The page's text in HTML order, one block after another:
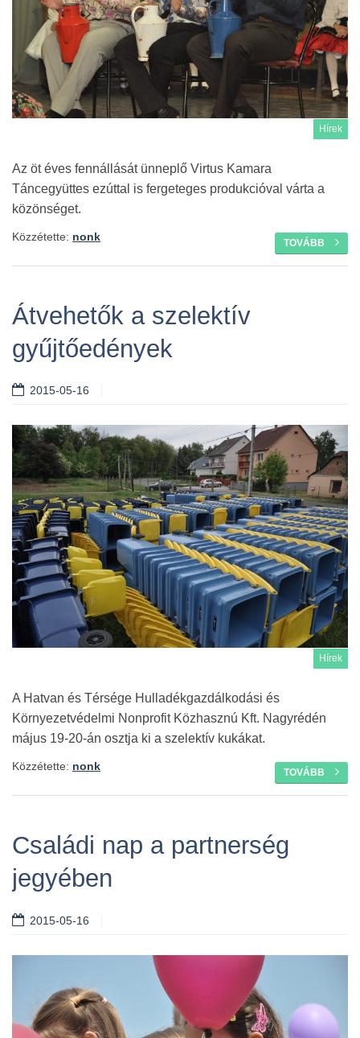
Hírek
Az öt éves fennállását ünneplő Virtus Kamara
Táncegyüttes ezúttal is fergeteges produkcióval várta a
közönséget.
TOVÁBB
Közzétette: nonk
Átvehetők a szelektív
gyűjtőedények
2015-05-16
Hírek
A Hatvan és Térsége Hulladékgazdálkodási és
Környezetvédelmi Nonprofit Közhasznú Kft. Nagyrédén
május 19-20-án osztja ki a szelektív kukákat.
TOVÁBB
Közzétette: nonk
Családi nap a partnerség
jegyében
2015-05-16